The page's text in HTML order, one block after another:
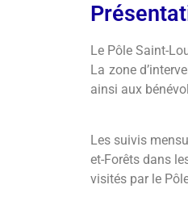
Le Pôle Saint-
La zone
ainsi aux
Les suivis
et-Forêts dans
visités par le